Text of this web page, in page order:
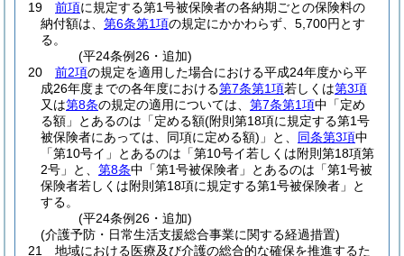
19
前項に規定する第1号被保険者の各納期ごとの保険料の
納付額は、 第6条第1項の規定にかかわらず、5,700円とす
る。
(平24条例26・追加)
20
前2項の規定を適用した場合における平成24年度から平
成26年度までの各年度における第7条第1項若しくは第3項
又は第8条の規定の適用については、 第7条第1項中「定め
る額」とあるのは「定める額(附則第18項に規定する第1号
被保険者にあっては、同項に定める額) 」と、 同条第3項中
「第10号イ」とあるのは「第10号イ若しくは附則第18項第
2号」と、 第8条中「第1号被保険者」とあるのは「第1号被
保険者若しくは附則第18項に規定する第1号被保険者」と
する。
(平24条例26・追加)
(介護予防・日常生活支援総合事業に関する経過措置)
21
地域における医療及び介護の総合的な確保を推進するた